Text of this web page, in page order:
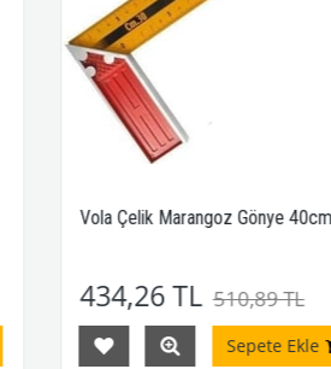
Vola Çelik Marangoz Gönye 40cm
434,26 TL 510,89 TL
Sepete Ekle